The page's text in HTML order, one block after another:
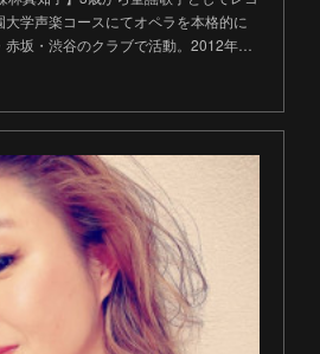
学声楽コースにてオペラを本格的に
赤坂・渋谷のクラブで活動。2012年…